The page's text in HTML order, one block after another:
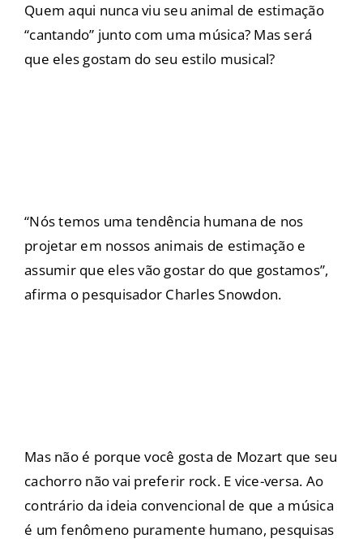
Quem aqui nunca viu seu animal de estimação
“cantando” junto com uma música? Mas será
que eles gostam do seu estilo musical?
“Nós temos uma tendência humana de nos
projetar em nossos animais de estimação e
assumir que eles vão gostar do que gostamos”,
afirma o pesquisador Charles Snowdon.
Mas não é porque você gosta de Mozart que seu
cachorro não vai preferir rock. E vice-versa. Ao
contrário da ideia convencional de que a música
é um fenômeno puramente humano, pesquisas